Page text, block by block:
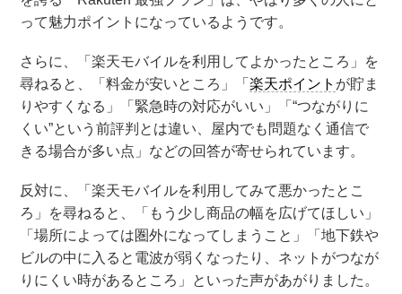
って魅力ポイントになっているようです。
さらに、「楽天モバイルを利用してよかったところ」を
尋ねると、「料金が安いところ」「楽天ポイント が貯ま
りやすくなる」「緊急時の対応がいい」「“つながりに
くい”という前評判とは違い、屋内でも問題なく通信で
きる場合が多い点」などの回答が寄せられています。
反対に、「楽天モバイルを利用してみて悪かったとこ
ろ」を尋ねると、「もう少し商品の幅を広げてほしい」
「場所によっては圏外になってしまうこと」「地下鉄や
ビルの中に入ると電波が弱くなったり、ネットがつなが
りにくい時があるところ」といった声があがりました。